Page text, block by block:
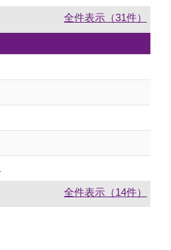
全件表示（31件）
全件表示（14件）